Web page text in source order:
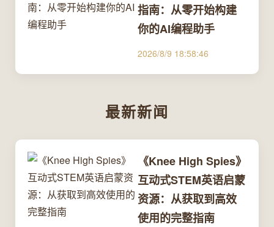
指南：从零开始构建
你的AI编程助手
2026/8/9 18:58:46
最新新闻
《Knee High Spies》
互动式STEM英语启蒙
资源：从获取到高效
使用的完整指南